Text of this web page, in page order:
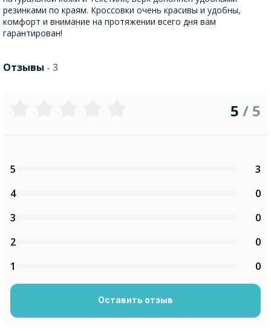
резинками по краям. Кроссовки очень красивы и удобны,
комфорт и внимание на протяжении всего дня вам
гарантирован!
Отзывы - 3
5 / 5
5
3
4
0
3
0
2
0
1
0
Оставить отзыв